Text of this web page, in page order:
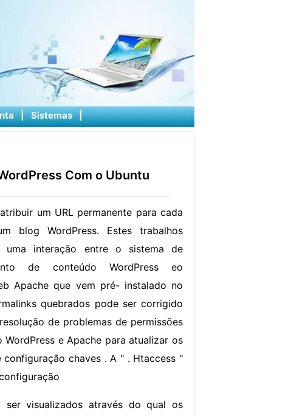
| Sistemas |
Com o Ubuntu
um URL permanente para cada
blog WordPress. Estes trabalhos
uma interação entre o sistema de
de conteúdo WordPress eo
Apache que vem pré- instalado no
quebrados pode ser corrigido
de problemas de permissões
WordPress e Apache para atualizar os
configuração chaves . A " . Htaccess "
visualizados através do qual os